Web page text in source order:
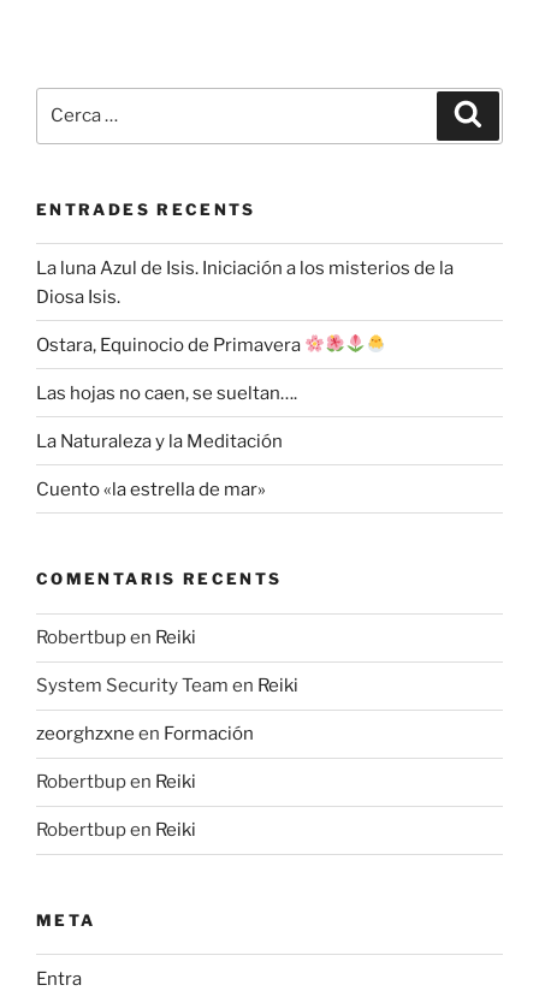
ENTRADES RECENTS
La luna Azul de Isis. Iniciación a los misterios de la
Diosa Isis.
Ostara, Equinocio de Primavera
Las hojas no caen, se sueltan….
La Naturaleza y la Meditación
Cuento «la estrella de mar»
COMENTARIS RECENTS
Robertbupen Reiki
System Security Team en Reiki
zeorghzxne en Formación
Robertbupen Reiki
Robertbupen Reiki
META
Entra